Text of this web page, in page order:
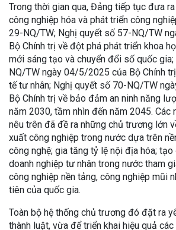
Trong thời gian qua, Đảng tiếp tục đưa
công nghiệp hóa và phát triển công
29-NQ/TW; Nghị quyết số 57-NQ/TW
Bộ Chính trị về đột phá phát triển khoa
mới sáng tạo và chuyển đổi số quốc
NQ/TW ngày 04/5/2025 của Bộ Chính
tế tư nhân; Nghị quyết số 70-NQ/TW
Bộ Chính trị về bảo đảm an ninh năng
năm 2030, tầm nhìn đến năm 2045. Các
nêu trên đã đề ra những chủ trương lớn
xuất công nghiệp trong nước dựa trên
công nghệ; gia tăng tỷ lệ nội địa hóa;
doanh nghiệp tư nhân trong nước tham
công nghiệp nền tảng, công nghiệp mũi
tiên của quốc gia.
Toàn bộ hệ thống chủ trương đó đặt ra
thành luật, vừa để triển khai hiệu quả